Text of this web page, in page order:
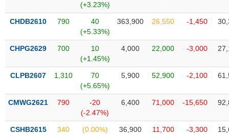
Hồ
doanh
nghiệp
Tin
tức
kiện
liệu
(+3.23%)
CHDB2610 790
40
(+5.33%)
363,900 26,550 -1,450
CHPG2629 700
10
(+1.45%)
4,000 22,000 -3,000
CLPB2607 1,310
70
(+5.65%)
5,900 52,900 -2,100
CMWG2621 790
-20
(-2.47%)
6,400 71,000 -15,650
CSHB2615 340 (0.00%) 36,900 11,700 -3,300
NGUYÊN
LIỆU
CÔNG